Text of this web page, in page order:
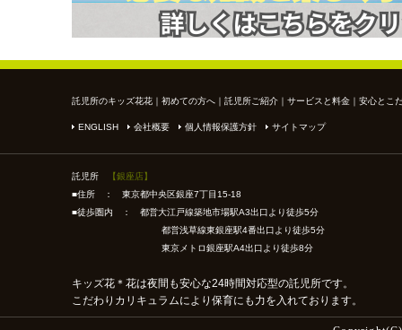
託児所のキッズ花花 ｜ 初めての方へ ｜ 託児所ご紹介 ｜ サービスと料金 ｜ 安心とこ
ENGLISH 会社概要 個人情報保護方針 サイトマップ
託児所
【銀座店】
■住所 ： 東京都中央区銀座7丁目15-18
■徒歩圏内 ： 都営大江戸線築地市場駅A3出口より徒歩5分
都営浅草線東銀座駅4番出口より徒歩5分
東京メトロ銀座駅A4出口より徒歩8分
キッズ花＊花は夜間も安心な24時間対応型の託児所です。
こだわりカリキュラムにより保育にも力を入れております。